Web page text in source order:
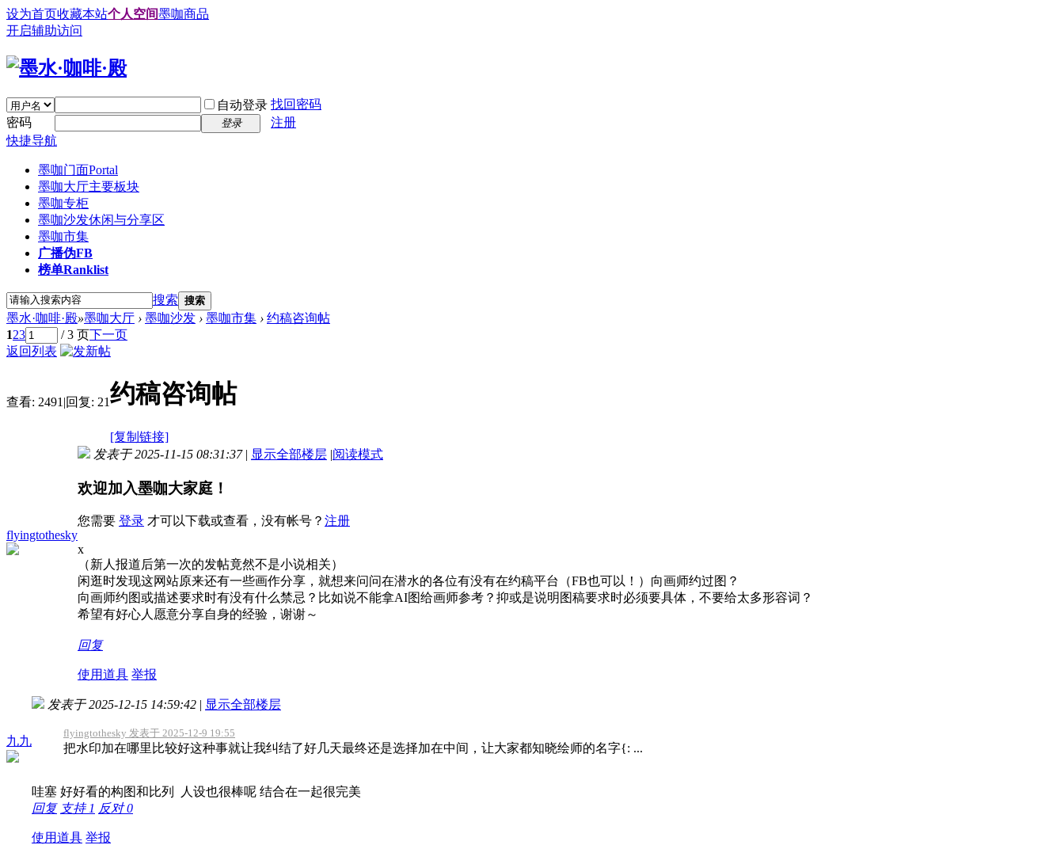
设为首页收藏本站个人空间墨咖商品
开启辅助访问
自动登录 找回密码
密码
登录
注册
快捷导航
墨咖门面Portal
墨咖大厅主要板块
墨咖专柜
墨咖沙发休闲与分享区
墨咖市集
广播伪FB
榜单Ranklist
搜索 搜索
墨水·咖啡·殿»墨咖大厅 › 墨咖沙发 › 墨咖市集 › 约稿咨询帖
123 / 3 页下一页
返回列表
查看: 2491 |回复: 21约稿咨询帖
[复制链接]
flyingtothesky
发表于 2025-11-15 08:31:37 | 显示全部楼层 |阅读模式
欢迎加入墨咖大家庭！
您需要 登录 才可以下载或查看，没有帐号？ 注册
x
（新人报道后第一次的发帖竟然不是小说相关）
闲逛时发现这网站原来还有一些画作分享，就想来问问在潜水的各位有没有在约稿平台（FB也可以！）向画师约过图？
向画师约图或描述要求时有没有什么禁忌？比如说不能拿AI图给画师参考？抑或是说明图稿要求时必须要具体，不要给太多形容词？
希望有好心人愿意分享自身的经验，谢谢～
回复
使用道具 举报
九九
发表于 2025-12-15 14:59:42 | 显示全部楼层
flyingtothesky 发表于 2025-12-9 19:55
把水印加在哪里比较好这种事就让我纠结了好几天最终还是选择加在中间，让大家都知晓绘师的名字{: ...
哇塞 好好看的构图和比列 人设也很棒呢 结合在一起很完美
回复 支持 1 反对0
使用道具 举报